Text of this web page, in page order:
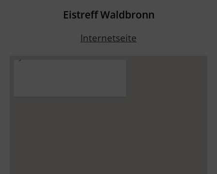
Eistreff Waldbronn
Internetseite